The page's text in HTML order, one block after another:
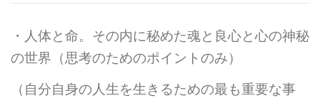
・人体と命。その内に秘めた魂と良心と心の神秘
の世界（思考のためのポイントのみ）
（自分自身の人生を生きるための最も重要な事